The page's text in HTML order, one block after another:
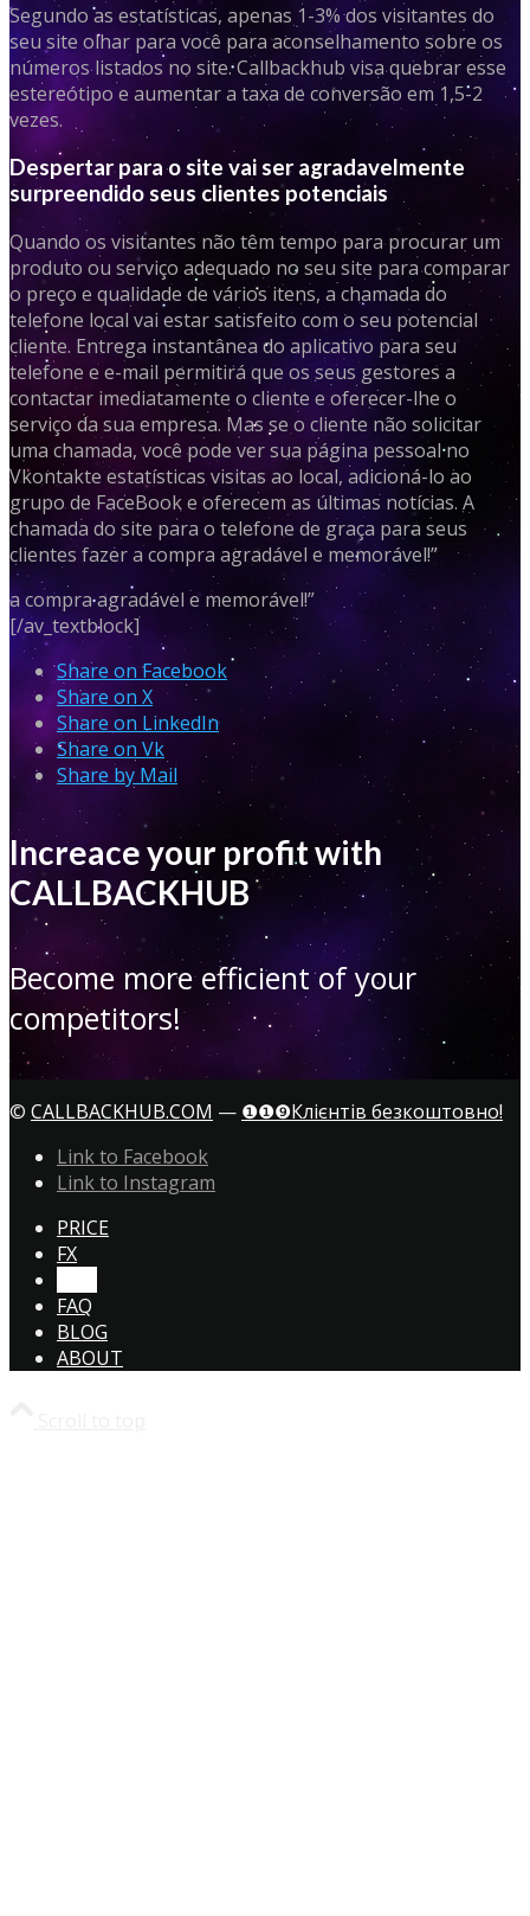
Segundo as estatísticas, apenas 1-3% dos visitantes do
seu site olhar para você para aconselhamento sobre os
números listados no site. Callbackhub visa quebrar esse
estereótipo e aumentar a taxa de conversão em 1,5-2
vezes.
Despertar para o site vai ser agradavelmente
surpreendido seus clientes potenciais
Quando os visitantes não têm tempo para procurar um
produto ou serviço adequado no seu site para comparar
o preço e qualidade de vários itens, a chamada do
telefone local vai estar satisfeito com o seu potencial
cliente. Entrega instantânea do aplicativo para seu
telefone e e-mail permitirá que os seus gestores a
contactar imediatamente o cliente e oferecer-lhe o
serviço da sua empresa. Mas se o cliente não solicitar
uma chamada, você pode ver sua página pessoal no
Vkontakte estatísticas visitas ao local, adicioná-lo ao
grupo de FaceBook e oferecem as últimas notícias. A
chamada do site para o telefone de graça para seus
clientes fazer a compra agradável e memorável!”
a compra agradável e memorável!”
[/av_textblock]
Share on Facebook
Share on X
Share on LinkedIn
Share on Vk
Share by Mail
Increace your profit with
CALLBACKHUB
Become more efficient of your
competitors!
© CALLBACKHUB.COM — ❶❶❾Клієнтів безкоштовно!
Link to Facebook
Link to Instagram
PRICE
FX
FAQ
BLOG
ABOUT